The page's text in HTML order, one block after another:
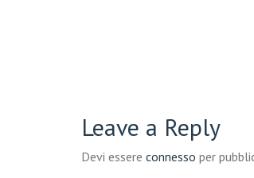
Leave a Reply
Devi essere connesso per